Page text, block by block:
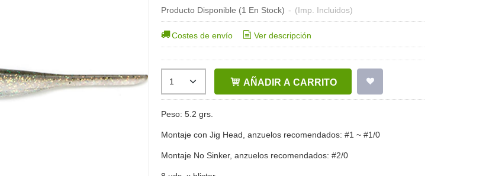
Producto Disponible (1 En Stock) - (Imp. Incluidos)
Costes de envío Ver descripción
AÑADIR A CARRITO
Peso: 5.2 grs.
Montaje con Jig Head, anzuelos recomendados: #1 ~ #1/0
Montaje No Sinker, anzuelos recomendados: #2/0